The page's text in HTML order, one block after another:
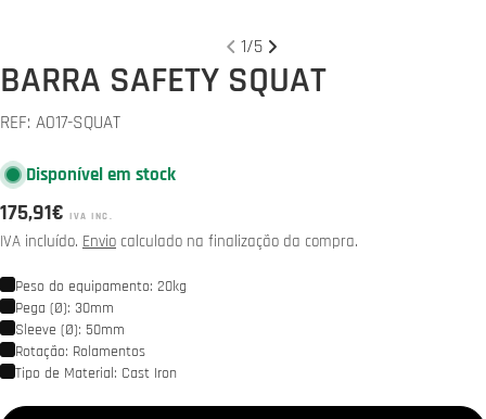
1/5
BARRA SAFETY SQUAT
REF: A017-SQUAT
Disponível em stock
Preço
normal
175,91€ IVA INC.
IVA incluído. Envio calculado na finalização da compra.
Peso do equipamento: 20kg
Pega (Ø): 30mm
Sleeve (Ø): 50mm
Rotação: Rolamentos
Tipo de Material: Cast Iron